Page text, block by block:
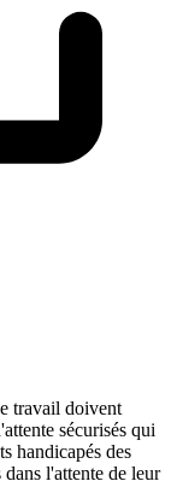
travail doivent
sécurisés qui
handicapés des
dans l'attente de leur